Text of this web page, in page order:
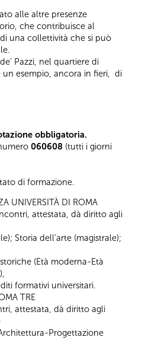
alle altre presenze
che contribuisce al
una collettività che si può
Pazzi, nel quartiere di
un esempio, ancora in fieri, di
obbligatoria.
060608 (tutti i giorni
di formazione.
UNIVERSITÀ DI ROMA
attestata, dà diritto agli
Storia dell’arte (magistrale);
(Età moderna-Età
formativi universitari.
TRE
attestata, dà diritto agli
Progettazione